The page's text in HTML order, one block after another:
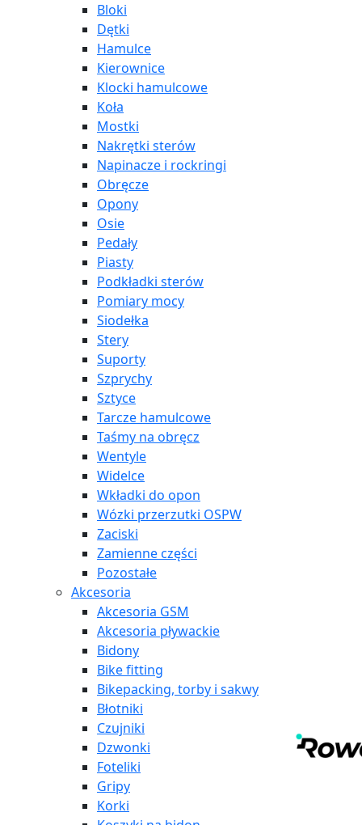
Bloki
Dętki
Hamulce
Kierownice
Klocki hamulcowe
Koła
Mostki
Nakrętki sterów
Napinacze i rockringi
Obręcze
Opony
Osie
Pedały
Piasty
Podkładki sterów
Pomiary mocy
Siodełka
Stery
Suporty
Szprychy
Sztyce
Tarcze hamulcowe
Taśmy na obręcz
Wentyle
Widelce
Wkładki do opon
Wózki przerzutki OSPW
Zaciski
Zamienne części
Pozostałe
Akcesoria
Akcesoria GSM
Akcesoria pływackie
Bidony
Bike fitting
Bikepacking, torby i sakwy
Błotniki
Czujniki
Dzwonki
Foteliki
Gripy
Korki